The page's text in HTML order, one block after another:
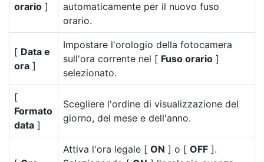
orario ]
automaticamente per il nuovo fuso
orario.
[ Data e
ora ]
Impostare l'orologio della fotocamera
sull'ora corrente nel [ Fuso orario ]
selezionato.
[
Formato
data ]
Scegliere l'ordine di visualizzazione del
giorno, del mese e dell'anno.
Attiva l'ora legale [ ON ] o [ OFF ].